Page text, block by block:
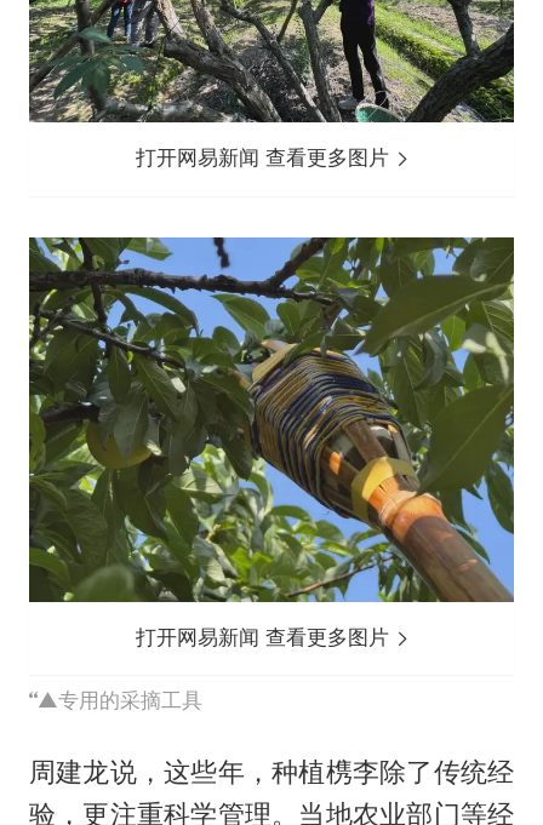
打开网易新闻 查看更多图片
打开网易新闻 查看更多图片
▲专用的采摘工具
周建龙说，这些年，种植槜李除了传统经
验，更注重科学管理。当地农业部门等经